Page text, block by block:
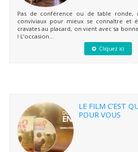
Pas de conférence ou de table ronde,
conviviaux pour mieux se connaître et
cravates au placard, on vient avec sa
! L’occasion...
Cliquez ici
LE FILM C’EST
POUR VOUS